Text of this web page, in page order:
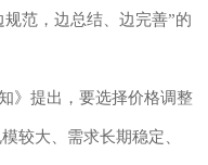
范，边总结、边完善”的
提出，要选择价格调整
较大、需求长期稳定、